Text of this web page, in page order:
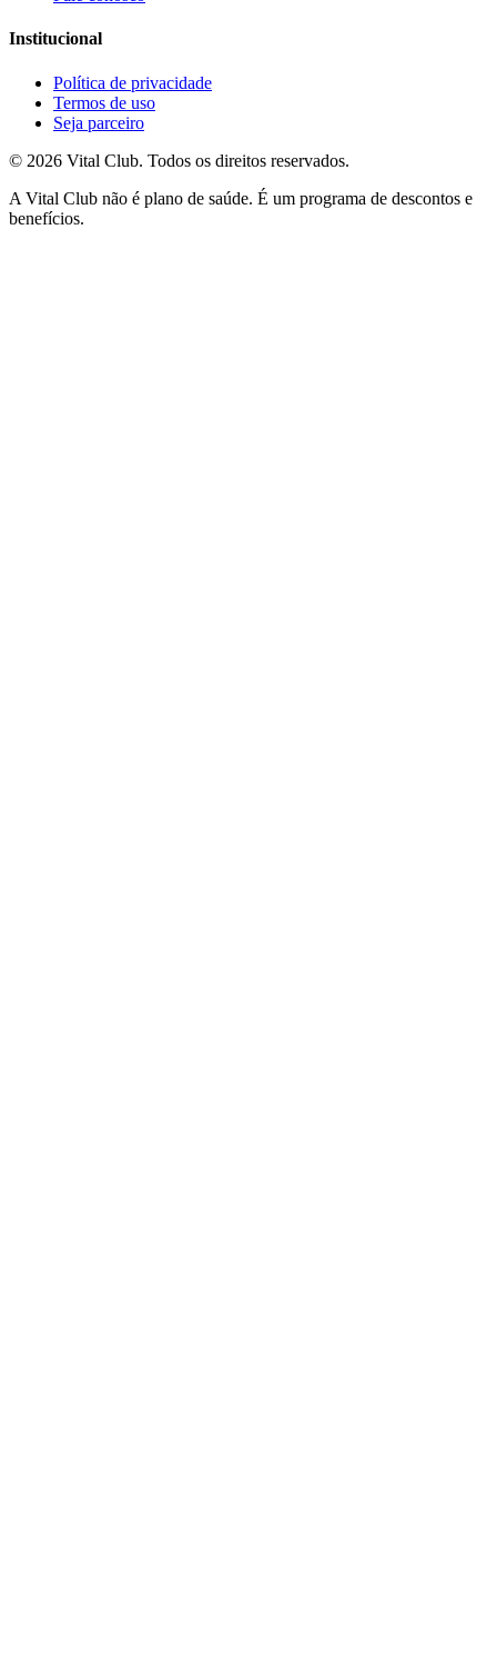
Institucional
Política de privacidade
Termos de uso
Seja parceiro
© 2026 Vital Club. Todos os direitos reservados.
A Vital Club não é plano de saúde. É um programa de descontos e
benefícios.